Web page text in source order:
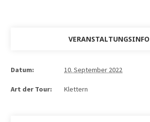
VERANSTALTUNGSINFO
Datum: 10. September 2022
Art der Tour: Klettern